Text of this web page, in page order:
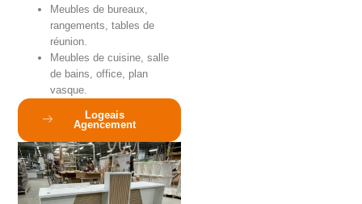
Meubles de bureaux,
rangements, tables de
réunion.
Meubles de cuisine, salle
de bains, office, plan
vasque.
Logeais
Agencement